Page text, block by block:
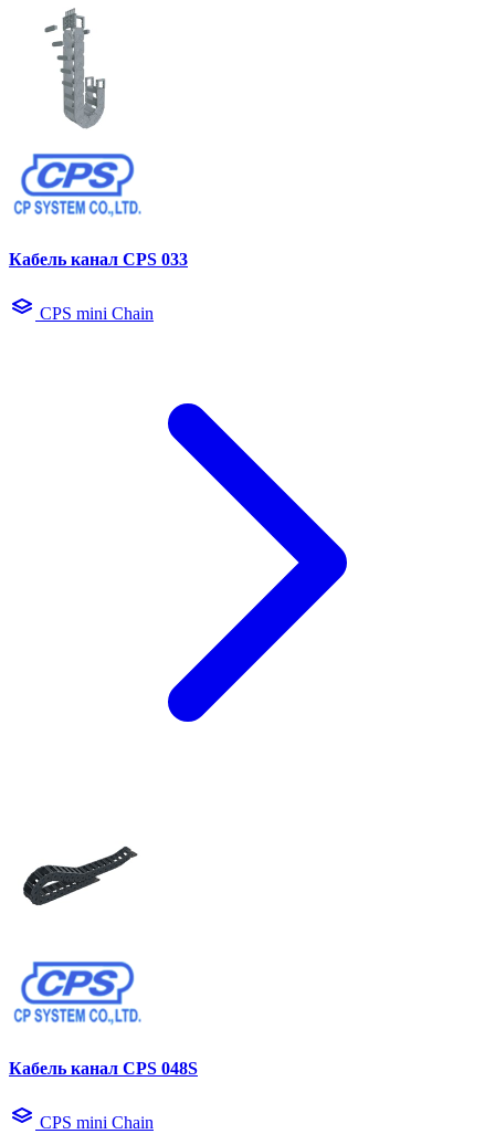
Кабель канал CPS 033
CPS mini Chain
Кабель канал CPS 048S
CPS mini Chain